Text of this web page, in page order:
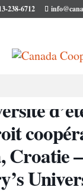
238-6712
Croatie